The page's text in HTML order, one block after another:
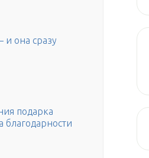
и она сразу
подарка
благодарности